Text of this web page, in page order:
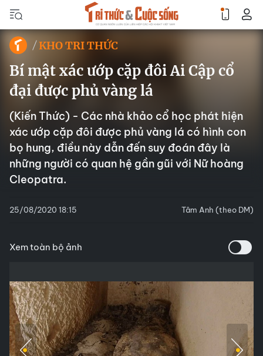
KHO TRI THỨC
Bí mật xác ướp cặp đôi Ai Cập cổ
đại được phủ vàng lá
(Kiến Thức) - Các nhà khảo cổ học phát hiện
xác ướp cặp đôi được phủ vàng lá có hình con
bọ hung, điều này dẫn đến suy đoán đây là
những người có quan hệ gần gũi với Nữ hoàng
Cleopatra.
25/08/2020 18:15 Tâm Anh (theo DM)
Xem toàn bộ ảnh